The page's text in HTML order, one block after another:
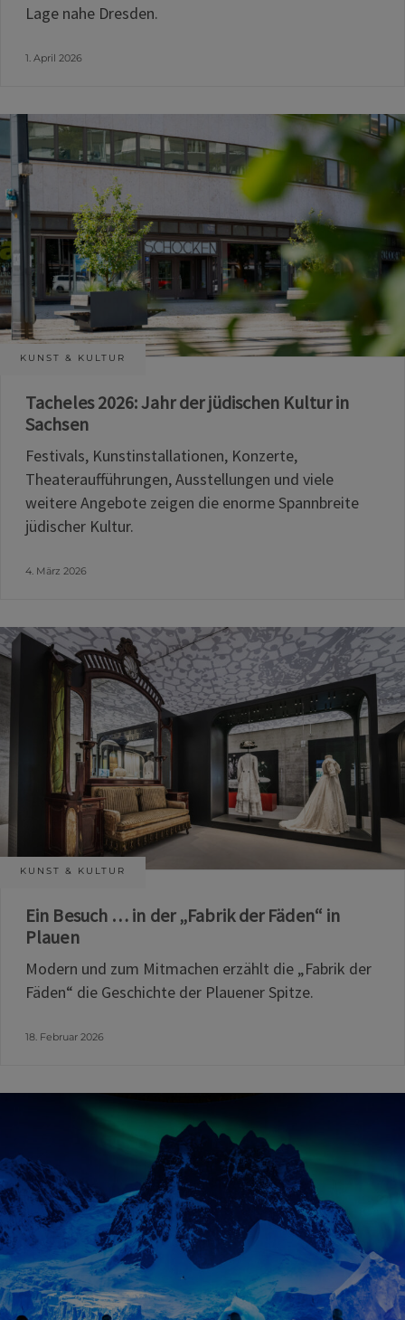
Lage nahe Dresden.
1. April 2026
KUNST & KULTUR
Tacheles 2026: Jahr der jüdischen Kultur in
Sachsen
Festivals, Kunstinstallationen, Konzerte,
Theateraufführungen, Ausstellungen und viele
weitere Angebote zeigen die enorme Spannbreite
jüdischer Kultur.
4. März 2026
KUNST & KULTUR
Ein Besuch … in der „Fabrik der Fäden“ in
Plauen
Modern und zum Mitmachen erzählt die „Fabrik der
Fäden“ die Geschichte der Plauener Spitze.
18. Februar 2026